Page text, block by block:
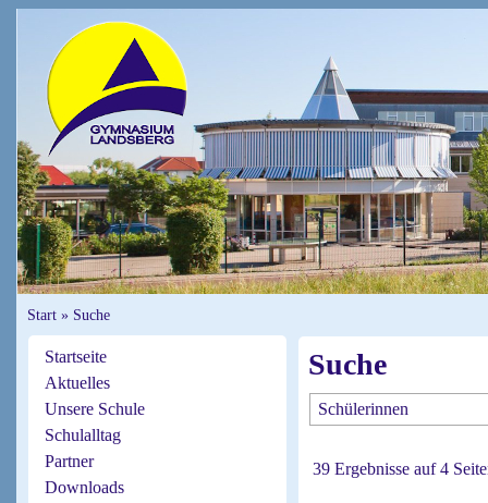
Start » Suche
Startseite
Aktuelles
Unsere Schule
Schulalltag
Partner
Downloads
Suche
39 Ergebnisse auf 4